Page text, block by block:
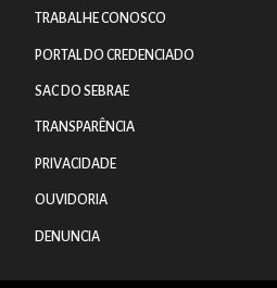
TRABALHE CONOSCO
PORTAL DO CREDENCIADO
SAC DO SEBRAE
TRANSPARÊNCIA
PRIVACIDADE
OUVIDORIA
DENUNCIA